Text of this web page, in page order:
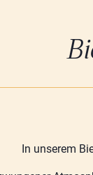
In unserem